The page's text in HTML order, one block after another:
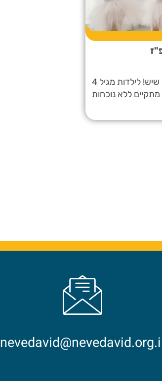
החוג הכי מתוק שיש! לילדות מגיל 4
ללא נוכחות